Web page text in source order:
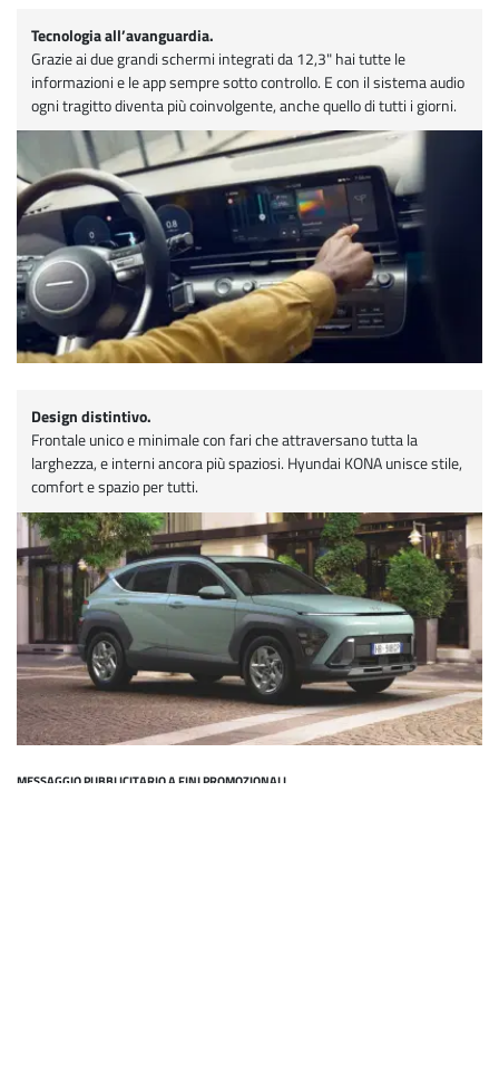
Tecnologia all’avanguardia.
Grazie ai due grandi schermi integrati da 12,3" hai tutte le
informazioni e le app sempre sotto controllo. E con il sistema audio
ogni tragitto diventa più coinvolgente, anche quello di tutti i giorni.
Design distintivo.
Frontale unico e minimale con fari che attraversano tutta la
larghezza, e interni ancora più spaziosi. Hyundai KONA unisce stile,
comfort e spazio per tutti.
MESSAGGIO PUBBLICITARIO A FINI PROMOZIONALI